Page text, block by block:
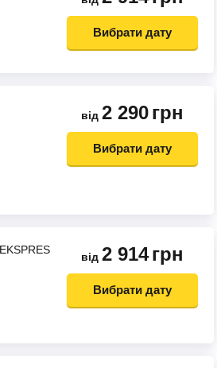
Вибрати дату
від 2 290грн
Вибрати дату
від 2 914грн
Вибрати дату